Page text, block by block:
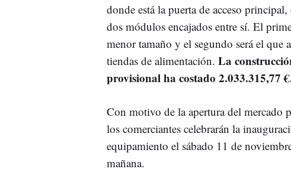
donde está la puerta de acceso principal,
dos módulos encajados entre sí. El
menor tamaño y el segundo será el que
tiendas de alimentación. La
provisional ha costado 2.033.315,77
Con motivo de la apertura del mercado
los comerciantes celebrarán la
equipamiento el sábado 11 de
mañana.